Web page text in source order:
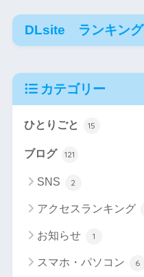
DLsite ランキング
カテゴリー
ひとりごと 15
ブログ 121
SNS 2
アクセスランキング
お知らせ 1
スマホ・パソコン 6